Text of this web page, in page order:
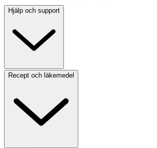
Hjälp och support
Recept och läkemedel